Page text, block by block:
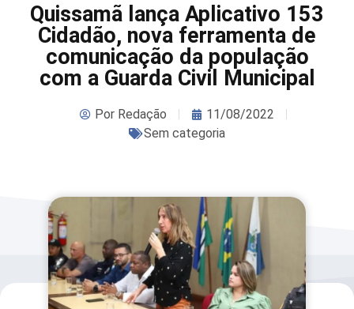
Quissamã lança Aplicativo 153
Cidadão, nova ferramenta de
comunicação da população
com a Guarda Civil Municipal
PorRedação
11/08/2022
Sem categoria